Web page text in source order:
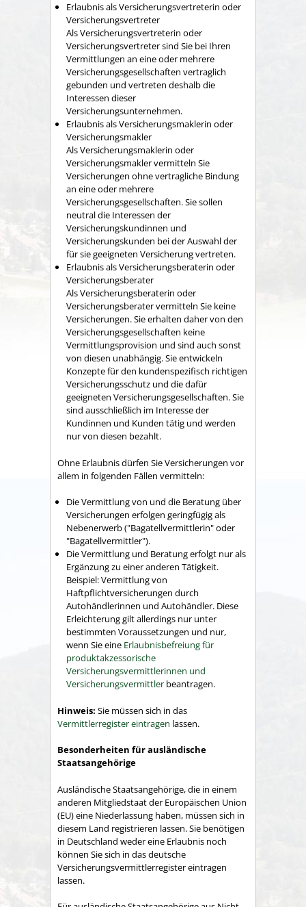
Erlaubnis als Versicherungsvertreterin oder
Versicherungsvertreter
Als Versicherungsvertreterin oder
Versicherungsvertreter sind Sie bei Ihren
Vermittlungen an eine oder mehrere
Versicherungsgesellschaften vertraglich
gebunden und vertreten deshalb die
Interessen dieser
Versicherungsunternehmen.
Erlaubnis als Versicherungsmaklerin oder
Versicherungsmakler
Als Versicherungsmaklerin oder
Versicherungsmakler vermitteln Sie
Versicherungen ohne vertragliche Bindung
an eine oder mehrere
Versicherungsgesellschaften. Sie sollen
neutral die Interessen der
Versicherungskundinnen und
Versicherungskunden bei der Auswahl der
für sie geeigneten Versicherung vertreten.
Erlaubnis als Versicherungsberaterin oder
Versicherungsberater
Als Versicherungsberaterin oder
Versicherungsberater vermitteln Sie keine
Versicherungen. Sie erhalten daher von den
Versicherungsgesellschaften keine
Vermittlungsprovision und sind auch sonst
von diesen unabhängig. Sie entwickeln
Konzepte für den kundenspezifisch richtigen
Versicherungsschutz und die dafür
geeigneten Versicherungsgesellschaften. Sie
sind ausschließlich im Interesse der
Kundinnen und Kunden tätig und werden
nur von diesen bezahlt.
Ohne Erlaubnis dürfen Sie Versicherungen vor
allem in folgenden Fällen vermitteln:
Die Vermittlung von und die Beratung über
Versicherungen erfolgen geringfügig als
Nebenerwerb ("Bagatellvermittlerin" oder
"Bagatellvermittler").
Die Vermittlung und Beratung erfolgt nur als
Ergänzung zu einer anderen Tätigkeit.
Beispiel: Vermittlung von
Haftpflichtversicherungen durch
Autohändlerinnen und Autohändler. Diese
Erleichterung gilt allerdings nur unter
bestimmten Voraussetzungen und nur,
wenn Sie eine Erlaubnisbefreiung für
produktakzessorische
Versicherungsvermittlerinnen und
Versicherungsvermittler beantragen.
Hinweis: Sie müssen sich in das
Vermittlerregister eintragen lassen.
Besonderheiten für ausländische
Staatsangehörige
Ausländische Staatsangehörige, die in einem
anderen Mitgliedstaat der Europäischen Union
(EU) eine Niederlassung haben, müssen sich in
diesem Land registrieren lassen. Sie benötigen
in Deutschland weder eine Erlaubnis noch
können Sie sich in das deutsche
Versicherungsvermittlerregister eintragen
lassen.